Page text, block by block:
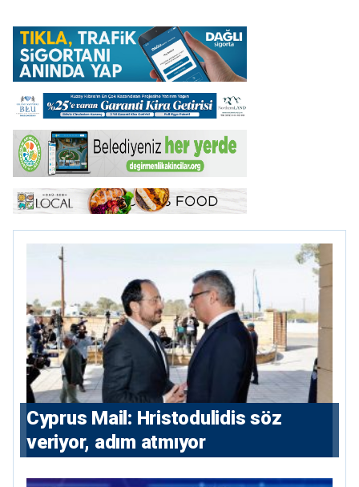
⁠Cyprus Mail: Hristodulidis söz
veriyor, adım atmıyor